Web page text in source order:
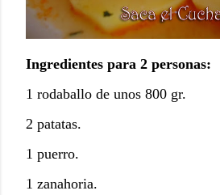
Ingredientes para 2 personas:
1 rodaballo de unos 800 gr.
2 patatas.
1 puerro.
1 zanahoria.